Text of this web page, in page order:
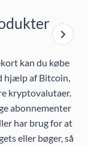
kan du købe
hjælp af Bitcoin,
kryptovalutaer.
abonnementer
har brug for at
eller bøger, så